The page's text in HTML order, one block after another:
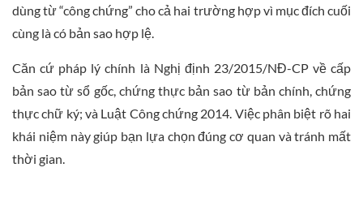
dùng từ “công chứng” cho cả hai trường hợp vì mục đích cuối
cùng là có bản sao hợp lệ.
Căn cứ pháp lý chính là Nghị định 23/2015/NĐ-CP về cấp
bản sao từ sổ gốc, chứng thực bản sao từ bản chính, chứng
thực chữ ký; và Luật Công chứng 2014. Việc phân biệt rõ hai
khái niệm này giúp bạn lựa chọn đúng cơ quan và tránh mất
thời gian.